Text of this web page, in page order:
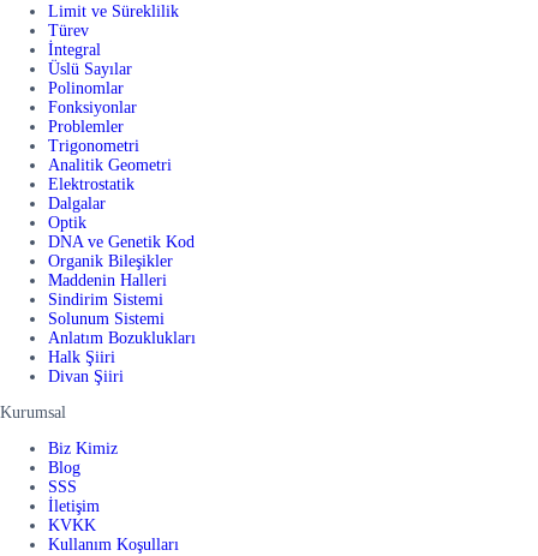
Limit ve Süreklilik
Türev
İntegral
Üslü Sayılar
Polinomlar
Fonksiyonlar
Problemler
Trigonometri
Analitik Geometri
Elektrostatik
Dalgalar
Optik
DNA ve Genetik Kod
Organik Bileşikler
Maddenin Halleri
Sindirim Sistemi
Solunum Sistemi
Anlatım Bozuklukları
Halk Şiiri
Divan Şiiri
Kurumsal
Biz Kimiz
Blog
SSS
İletişim
KVKK
Kullanım Koşulları